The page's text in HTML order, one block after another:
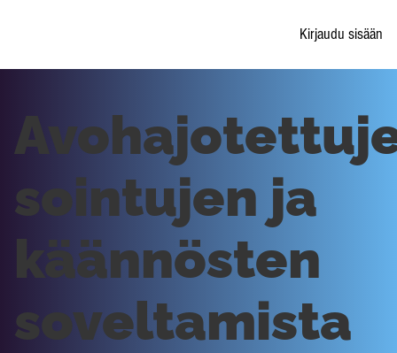
Kirjaudu sisään
sointujen ja
käännösten
soveltamista